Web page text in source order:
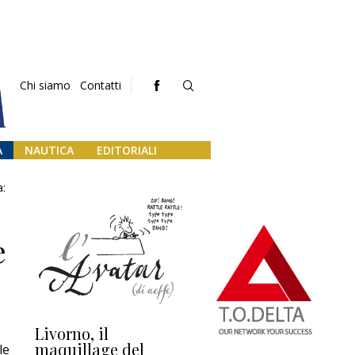
Chi siamo Contatti
NAUTICA EDITORIALI
Livorno, il
maquillage del
L’uscita di scena di